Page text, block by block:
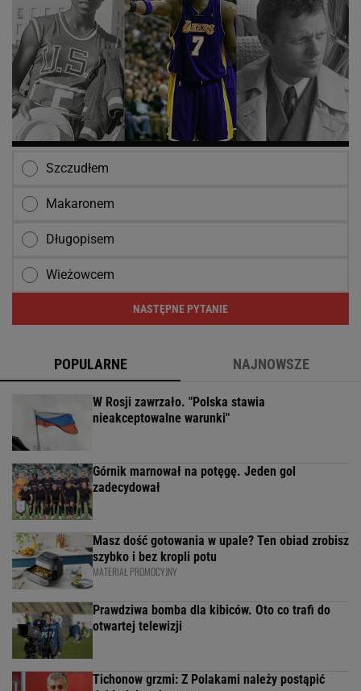
Szczudłem
Makaronem
Długopisem
Wieżowcem
NASTĘPNE PYTANIE
POPULARNE NAJNOWSZE
W Rosji zawrzało. "Polska stawia
nieakceptowalne warunki"
Górnik marnował na potęgę. Jeden gol
zadecydował
Masz dość gotowania w upale? Ten obiad zrobisz
szybko i bez kropli potu
MATERIAŁ PROMOCYJNY
Prawdziwa bomba dla kibiców. Oto co trafi do
otwartej telewizji
Tichonow grzmi: Z Polakami należy postąpić